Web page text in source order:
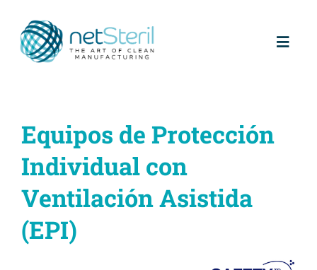
contenido
Quienes somos
Productos
Equipos de Protección
Individual con
Ventilación Asistida
(EPI)